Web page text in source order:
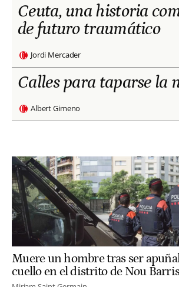
Ceuta, una historia
de futuro traumático
Jordi Mercader
Calles para taparse la
Albert Gimeno
Muere un hombre tras ser
cuello en el distrito de Nou